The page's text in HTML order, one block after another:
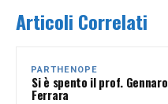
Articoli Correlati
PARTHENOPE
Si è spento il prof. Gennaro
Ferrara